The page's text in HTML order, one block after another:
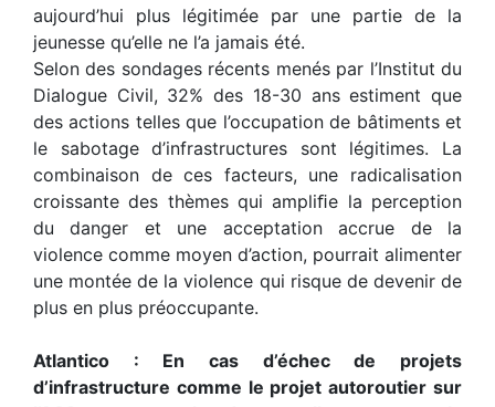
aujourd’hui plus légitimée par une partie de la
jeunesse qu’elle ne l’a jamais été.
Selon des sondages récents menés par l’Institut du
Dialogue Civil, 32% des 18-30 ans estiment que
des actions telles que l’occupation de bâtiments et
le sabotage d’infrastructures sont légitimes. La
combinaison de ces facteurs, une radicalisation
croissante des thèmes qui ampliﬁe la perception
du danger et une acceptation accrue de la
violence comme moyen d’action, pourrait alimenter
une montée de la violence qui risque de devenir de
plus en plus préoccupante.
Atlantico : En cas d’échec de projets
d’infrastructure comme le projet autoroutier sur